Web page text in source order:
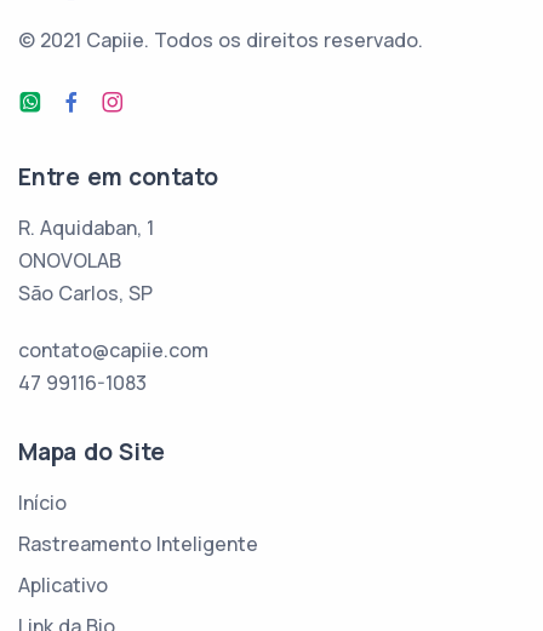
© 2021 Capiie. Todos os direitos reservado.
Entre em contato
R. Aquidaban, 1
ONOVOLAB
São Carlos, SP
contato@capiie.com
47 99116-1083
Mapa do Site
Início
Rastreamento Inteligente
Aplicativo